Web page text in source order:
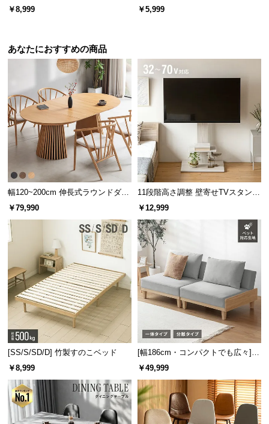
品・
ン
セ
に
つ
い
て
証
い
員
規
約
に
い
て
お
￥8,999
00cm コットン100%
￥5,999
あなたにおすすめの商品
幅120~200cm 伸長式ラウンドダイ
ニングテーブル 6人掛け 天然木突
￥79,990
11段階高さ調整 壁寄せTVスタンド
キャスター付き 上下左右角度調節
￥12,999
[SS/S/SD/D] 竹製すのこベッド
￥8,999
[幅186cm・コンパクトでも広々] 3
人掛けソファベッド リクライニン
￥49,999